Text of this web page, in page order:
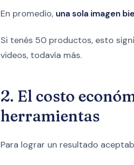
En promedio, una sola imagen
Si tenés 50 productos, esto
videos, todavía más.
2. El costo
herramientas
Para lograr un resultado